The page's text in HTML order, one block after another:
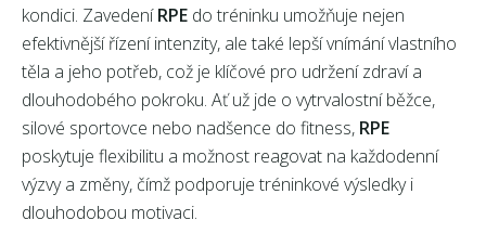
kondici. ZavedeníRPE do tréninku umožňuje nejen
efektivnější řízení intenzity, ale také lepší vnímání vlastního
těla a jeho potřeb, což je klíčové pro udržení zdraví a
dlouhodobého pokroku. Ať už jde o vytrvalostní běžce,
silové sportovce nebo nadšence do fitness, RPE
poskytuje flexibilitu a možnost reagovat na každodenní
výzvy a změny, čímž podporuje tréninkové výsledky i
dlouhodobou motivaci.